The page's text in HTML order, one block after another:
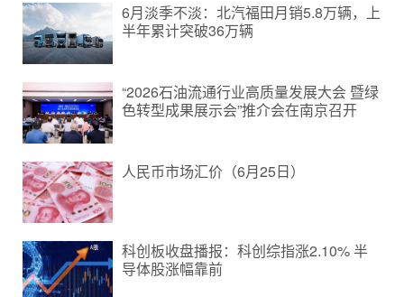
6月淡季不淡：北汽福田月销5.8万辆，上
半年累计突破36万辆
“2026石油流通行业高质量发展大会 暨绿
色转型成果展示会”推介会在南京召开
人民币市场汇价（6月25日）
科创板收盘播报：科创综指涨2.10% 半
导体股涨幅靠前